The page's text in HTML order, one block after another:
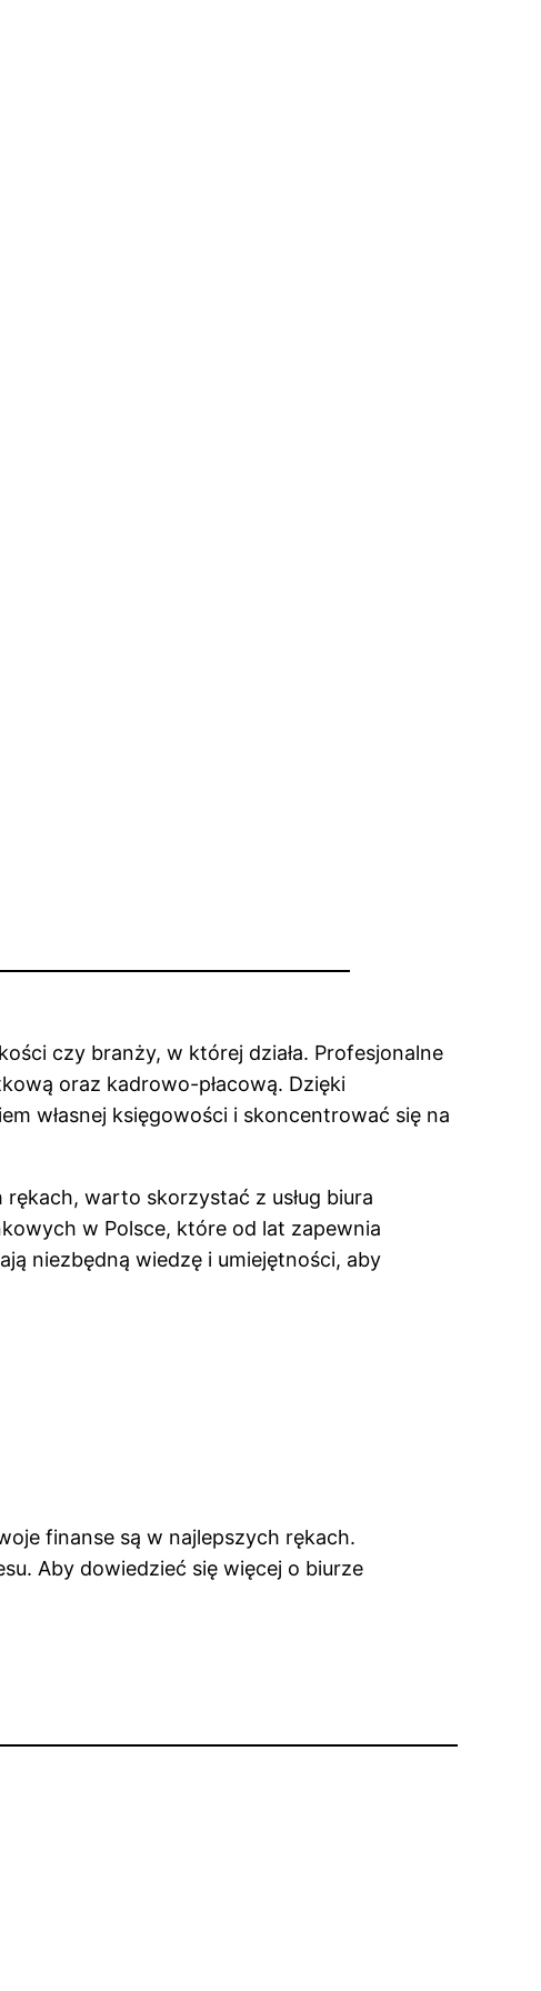
czy branży, w której działa. Profesjonalne
oraz kadrowo-płacową. Dzięki
własnej księgowości i skoncentrować się na
warto skorzystać z usług biura
w Polsce, które od lat zapewnia
niezbędną wiedzę i umiejętności, aby
finanse są w najlepszych rękach.
Aby dowiedzieć się więcej o biurze